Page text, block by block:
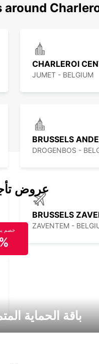
CHARLEROI
JUMET - BELGIUM
BRUSSELS
DROGENBOS -
BRUSSELS
ZAVENTEM -
عروض
خصم
باقة الحماية